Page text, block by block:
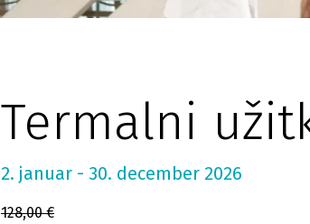
Termalni
2. januar - 30. december 2026
128,00 €